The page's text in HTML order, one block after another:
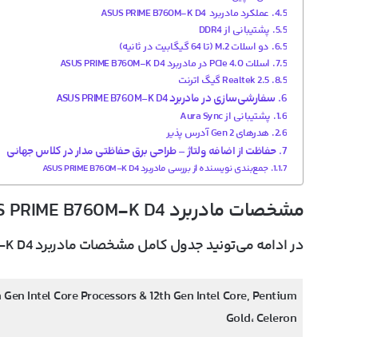
عملکرد مادربرد ASUS PRIME B760M-K D4
پشتیبانی از DDR4
دو اسلات M.2 (تا 64 گیگابیت در ثانیه)
اسلات PCIe 4.0 در مادربرد ASUS PRIME B760M-K D4
Realtek 2.5 گیگ اترنت
سفارشی‌سازی در مادربرد ASUS PRIME B760M-K D4
پشتیبانی از Aura Sync
هدرهای Gen 2 آدرس پذیر
حفاظت از اضافه ولتاژ – طراحی برق حفاظتی مدار در کلاس جهانی
جمع‌بندی نویسنده از بررسی مادربرد ASUS PRIME B760M-K D4
مشخصات مادربرد ASUS PRIME B760M-K D4
در ادامه می‌تونید جدول کامل مشخصات مادربرد ASUS PRIME B760M-K D4 رو بخونید.
Intel Core Processors & 12th Gen Intel Core, Pentium
Gold، Celeron